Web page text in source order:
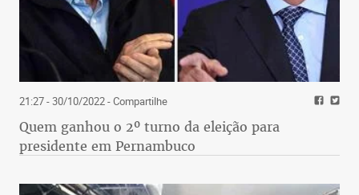
21:27 - 30/10/2022- Compartilhe
Quem ganhou o 2º turno da eleição para
presidente em Pernambuco